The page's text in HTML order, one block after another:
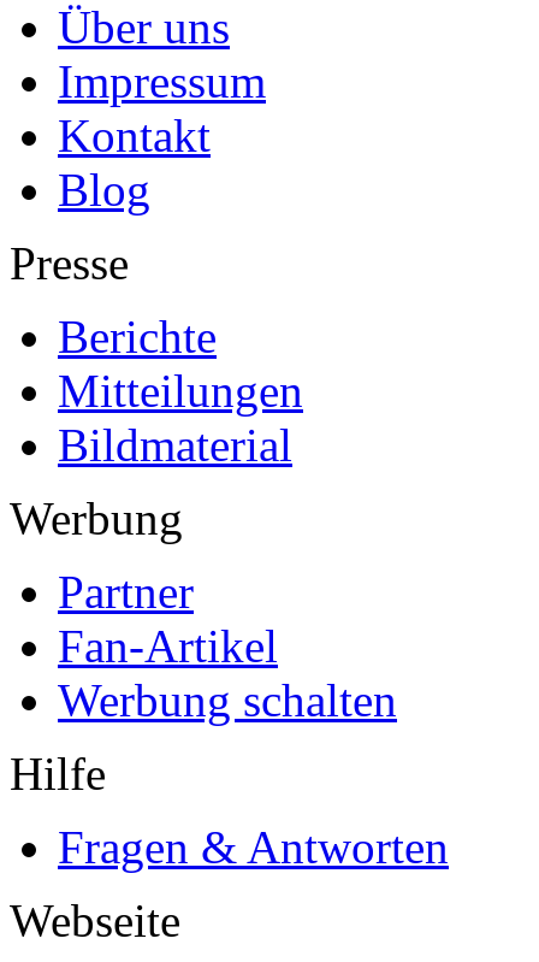
Über uns
Impressum
Kontakt
Blog
Presse
Berichte
Mitteilungen
Bildmaterial
Werbung
Partner
Fan-Artikel
Werbung schalten
Hilfe
Fragen & Antworten
Webseite